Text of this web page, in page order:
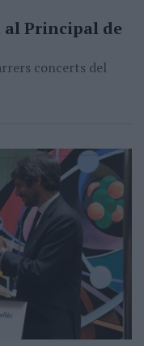
Principal de
concerts del